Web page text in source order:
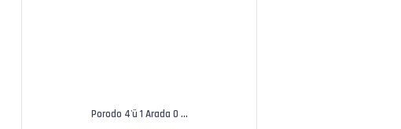
Porodo 4'ü 1 Arada O ...